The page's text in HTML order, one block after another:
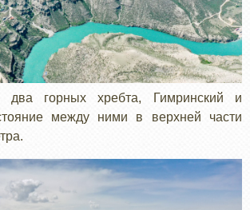
два горных хребта, Гимринский и
между ними в верхней части